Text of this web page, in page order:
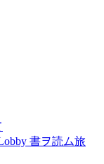
書ヲ読ム旅